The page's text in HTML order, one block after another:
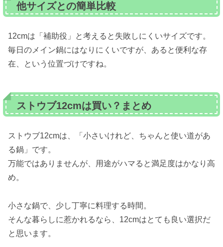
他サイズとの簡単比較
12cmは「補助役」と考えると失敗しにくいサイズです。
毎日のメイン鍋にはなりにくいですが、あると便利な存
在、という位置づけですね。
ストウブ12cmは買い？まとめ
ストウブ12cmは、「小さいけれど、ちゃんと使い道があ
る鍋」です。
万能ではありませんが、用途がハマると満足度はかなり高
め。
小さな鍋で、少し丁寧に料理する時間。
そんな暮らしに惹かれるなら、12cmはとても良い選択だ
と思います。